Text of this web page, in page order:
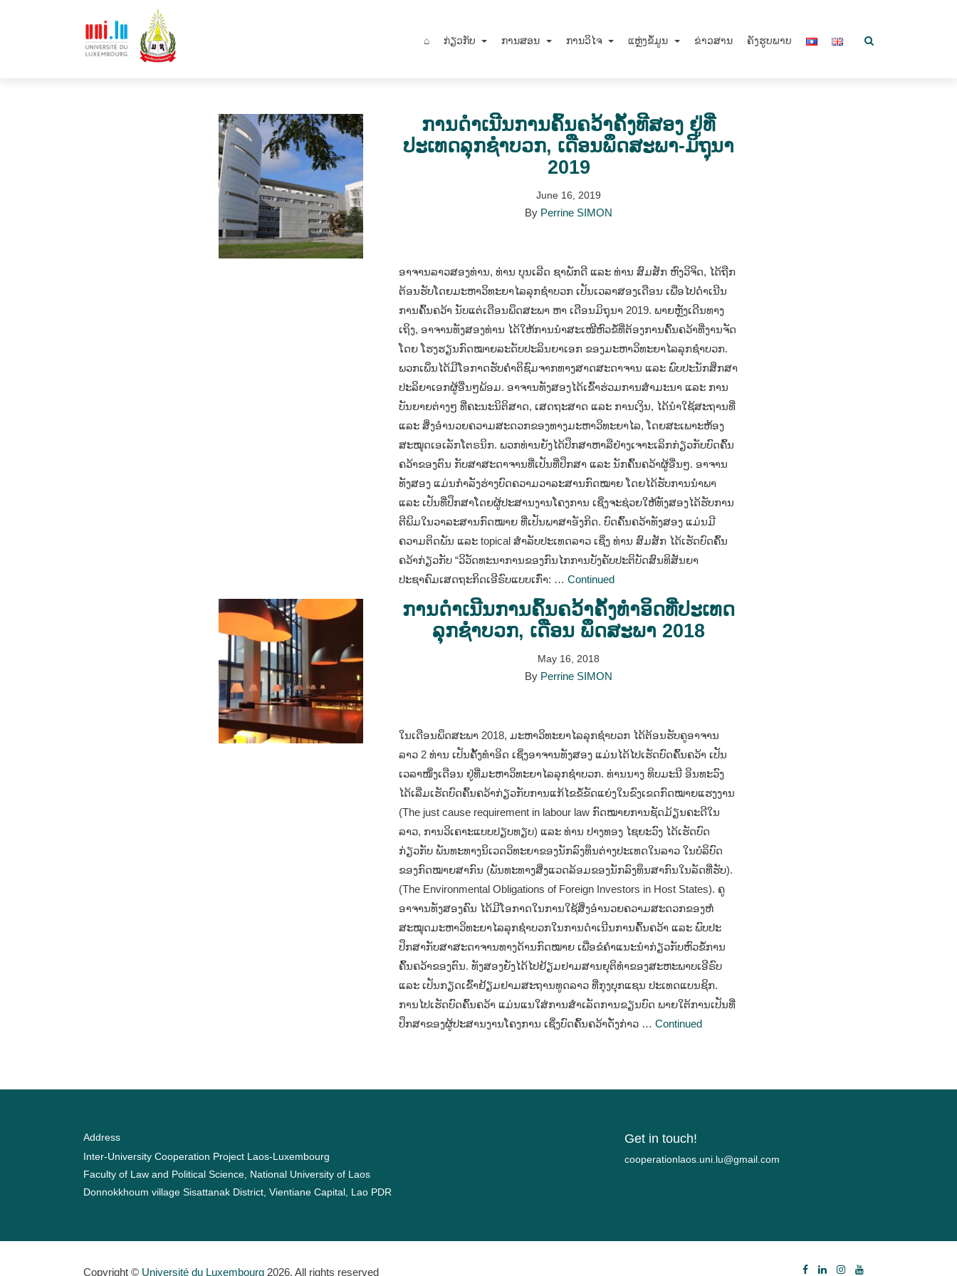
⌂ ກ່ຽວກັບ ການສອນ ການວິໄຈ ແຫຼ່ງຂໍ້ມູນ ຂ່າວສານ ຄັງຮູບພາບ
ການດຳເນີນການຄົ້ນຄວ້າຄັ້ງທີສອງ ຢູ່ທີ່
ປະເທດລຸກຊໍາບວກ, ເດືອນພຶດສະພາ-ມິຖຸນາ
2019
June 16, 2019
By Perrine SIMON
ອາຈານລາວສອງທ່ານ,​ ທ່ານ ບຸນເລີດ ຊາພັກດີ ແລະ ທ່ານ ສົມສັກ ຫົງວິຈິດ, ໄດ້ຖືກ
ຕ້ອນຮັບໂດຍມະຫາວິທະຍາໄລລຸກຊໍາບວກ ເປັນເວລາສອງເດືອນ ເພື່ອໄປດຳເນີນ
ການຄົ້ນຄວ້າ ນັບແຕ່ເດືອນພຶດສະພາ ຫາ ເດືອນມິຖຸນາ 2019. ພາຍຫຼັງເດີນທາງ
ເຖິງ, ອາຈານທັງສອງທ່ານ ໄດ້ໃຫ້ການນໍາສະເໜີຫົວຂໍ້ທີ່ຕ້ອງການຄົ້ນຄວ້າທີ່ງານຈັດ
ໂດຍ ໂຮງຮຽນກົດໝາຍລະດັບປະລິນຍາເອກ ຂອງມະຫາວິທະຍາໄລລຸກຊໍາບວກ.​
ພວກເພິ່ນໄດ້ມີໂອກາດຮັບຄໍາຕິຊົມຈາກທາງສາດສະດາຈານ ແລະ ພົບປະນັກສຶກສາ
ປະລິຍາເອກຜູ້ອື່ນໆພ້ອມ.​ ອາຈານທັງສອງໄດ້ເຂົ້າຮ່ວມການສໍາມະນາ ແລະ ການ
ບັນຍາຍຕ່າງໆ ທີ່ຄະນະນິຕິສາດ, ເສດຖະສາດ ແລະ ການເງິນ, ໄດ້ນໍາໃຊ້ສະຖານທີ່
ແລະ ສິ່ງອໍານວຍຄວາມສະດວກຂອງທາງມະຫາວິທະຍາໄລ, ໂດຍສະເພາະຫ້ອງ
ສະໝຸດເອເລັກໂຕຣນິກ. ພວກທ່ານຍັງໄດ້ປຶກສາຫາລືຢ່າງເຈາະເລິກກ່ຽວກັບບົດຄົ້ນ
ຄວ້າຂອງຕົນ ກັບສາສະດາຈານທີ່ເປັນທີ່ປຶກສາ ແລະ ນັກຄົ້ນຄວ້າຜູ້ອື່ນໆ. ອາຈານ
ທັງສອງ ແມ່ນກຳລັງຮ່າງບົດຄວາມວາລະສານກົດໝາຍ ໂດຍໄດ້ຮັບການນຳພາ
ແລະ ເປັນທີ່ປຶກສາໂດຍຜູ້ປະສານງານໂຄງການ ເຊິ່ງຈະຊ່ວຍໃຫ້ທັງສອງໄດ້ຮັບການ
ຕີພິມໃນວາລະສານກົດໝາຍ ທີ່ເປັນພາສາອັງກິດ. ບົດຄົ້ນຄວ້າທັງສອງ ແມ່ນມີ
ຄວາມຕິດພັນ ແລະ topical ສຳລັບປະເທດລາວ ເຊິ່ງ ທ່ານ ສົມສັກ ໄດ້ເຮັດບົດຄົ້ນ
ຄວ້າກ່ຽວກັບ “ວິວັດທະນາການຂອງກົນໄກການບັງຄັບປະຕິບັດສົນທິສັນຍາ
ປະຊາຄົມເສດຖະກິດເອີຣົບແບບເກົ່າ: …Continued
ການດຳເນີນການຄົ້ນຄວ້າຄັ້ງທຳອິດທີ່ປະເທດ
ລຸກຊຳບວກ, ເດືອນ ພຶດສະພາ 2018
May 16, 2018
By Perrine SIMON
ໃນເດືອນພຶດສະພາ 2018, ມະຫາວິທະຍາໄລລຸກຊຳບວກ ໄດ້ຕ້ອນຮັບຄູອາຈານ
ລາວ 2 ທ່ານ ເປັນຄັ້ງທຳອິດ ເຊິ່ງອາຈານທັງສອງ ແມ່ນໄດ້ໄປເຮັດບົດຄົ້ນຄວ້າ ເປັນ
ເວລາໜຶ່ງເດືອນ ຢູ່ທີ່ມະຫາວິທະຍາໄລລຸກຊຳບວກ. ທ່ານນາງ ທິບມະນີ ອິນທະວົງ
ໄດ້ເລີ່ມເຮັດບົດຄົ້ນຄວ້າກ່ຽວກັບການແກ້ໄຂຂໍ້ຂັດແຍ່ງໃນຂົງເຂດກົດໝາຍແຮງງານ
(The just cause requirement in labour law ກົດໝາຍການຊັດມ້ຽນຄະດີໃນ
ລາວ, ການວິເຄາະແບບປຽບທຽບ) ແລະ ທ່ານ ປາງທອງ ໄຊຍະວົງ ໄດ້ເຮັດບົດ
ກ່ຽວກັບ ພັນທະທາງນິເວດວິທະຍາຂອງນັກລົງທຶນຕ່າງປະເທດໃນລາວ ໃນບໍລິບົດ
ຂອງກົດໝາຍສາກົນ (ພັນທະທາງສິ່ງແວດລ້ອມຂອງນັກລົງທຶນສາກົນໃນລັດທີ່ຮັບ).
(The Environmental Obligations of Foreign Investors in Host States). ຄູ
ອາຈານທັງສອງຄົນ ໄດ້ມີໂອກາດໃນການໃຊ້ສິ່ງອຳນວຍຄວາມສະດວກຂອງຫໍ
ສະໝຸດມະຫາວິທະຍາໄລລຸກຊຳບວກໃນການດຳເນີນການຄົ້ນຄວ້າ ແລະ ພົບປະ
ປຶກສາກັບສາສະດາຈານທາງດ້ານກົດໝາຍ ເພື່ອຂໍຄຳແນະນຳກ່ຽວກັບຫົວຂໍ້ການ
ຄົ້ນຄວ້າຂອງຕົນ. ທັງສອງຍັງໄດ້ໄປຢ້ຽມຢາມສານຍຸຕິທຳຂອງສະຫະພາບເອີຣົບ
ແລະ ເປັນກຽດເຂົ້າຢ້ຽມຢາມສະຖານທູດລາວ ທີ່ກຸງບຸກແຊນ ປະເທດແບນຊິກ.
ການໄປເຮັດບົດຄົ້ນຄວ້າ ແມ່ນແນໃສ່ການສຳເລັດການຂຽນບົດ ພາຍໃຕ້ການເປັນທີ່
ປຶກສາຂອງຜູ້ປະສານງານໂຄງການ ເຊິ່ງບົດຄົ້ນຄວ້າດັ່ງກ່າວ …Continued
Address
Inter-University Cooperation Project Laos-Luxembourg
Faculty of Law and Political Science, National University of Laos
Donnokkhoum village Sisattanak District, Vientiane Capital, Lao PDR
Get in touch!
moc.liamg@ul.inu.soalnoitarepooc
Copyright © Université du Luxembourg 2026. All rights reserved